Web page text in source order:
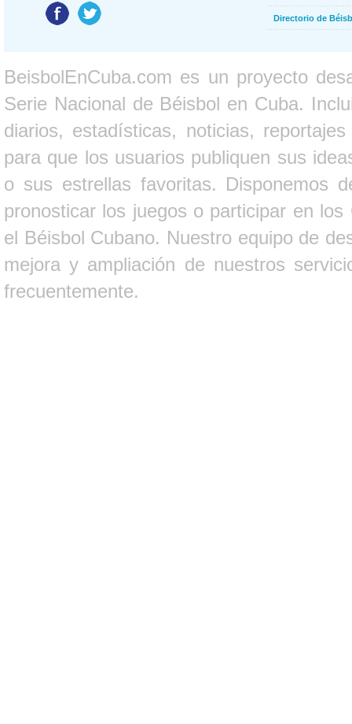
Directorio de
BeisbolEnCuba.com es un proyecto
Serie Nacional de Béisbol en Cuba.
diarios, estadísticas, noticias,
para que los usuarios publiquen sus
o sus estrellas favoritas. Disponemos
pronosticar los juegos o participar en
el Béisbol Cubano. Nuestro equipo de
mejora y ampliación de nuestros
frecuentemente.